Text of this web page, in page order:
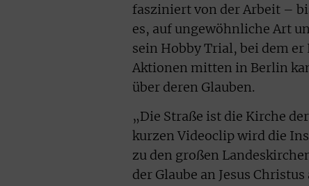
fasziniert von der Arbeit –
es, auf ungewöhnliche Art
sein Hobby Trial, bei dem
Aktionen mitten in Berlin
über deren Glauben.
„Die Straße ist die Kirche
kurzen Videoclip wird die
zu den großen
der Glaube an Jesus